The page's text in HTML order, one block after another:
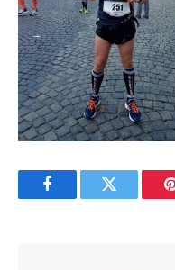
FacebookTwitter